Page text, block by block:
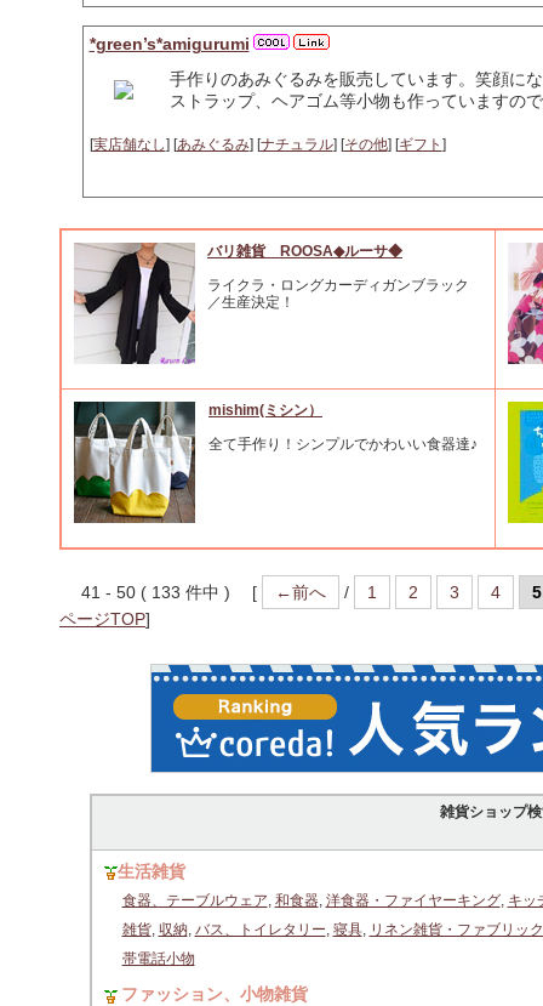
*green’s*amigurumi
手作りのあみぐるみを販売しています。笑顔に
ストラップ、ヘアゴム等小物も作っていますの
[実店舗なし] [あみぐるみ] [ナチュラル] [その他] [ギフト ]
バリ雑貨 ROOSA◆ルーサ◆
ライクラ・ロングカーディガンブラック
／生産決定！
mishim(ミシン）
全て手作り！シンプルでかわいい食器達♪
41 - 50 ( 133 件中 ) [ ←前へ / 1 2 3 4
5
ページTOP]
雑貨ショップ
生活雑貨
食器、テーブルウェア, 和食器, 洋食器・ファイヤーキング, キッ
雑貨, 収納, バス、トイレタリー, 寝具, リネン雑貨・ファブリック
帯電話小物
ファッション、小物雑貨